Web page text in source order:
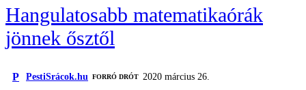
Hangulatosabb matematikaórák
jönnek ősztől
P PestiSrácok.hu FORRÓ DRÓT 2020 március 26.